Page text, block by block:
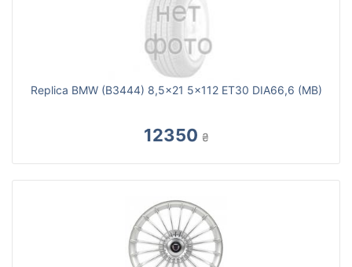
Replica BMW (B3444) 8,5x21 5x112 ET30 DIA66,6 (MB)
12350 ₴